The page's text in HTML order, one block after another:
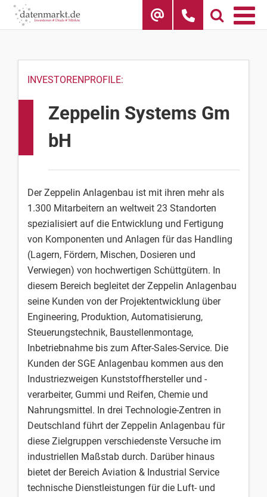
Skip
INVESTORENPROFILE:
Zeppelin Systems Gm
bH
Der Zeppelin Anlagenbau ist mit ihren mehr als
1.300 Mitarbeitern an weltweit 23 Standorten
spezialisiert auf die Entwicklung und Fertigung
von Komponenten und Anlagen für das Handling
(Lagern, Fördern, Mischen, Dosieren und
Verwiegen) von hochwertigen Schüttgütern. In
diesem Bereich begleitet der Zeppelin Anlagenbau
seine Kunden von der Projektentwicklung über
Engineering, Produktion, Automatisierung,
Steuerungstechnik, Baustellenmontage,
Inbetriebnahme bis zum After-Sales-Service. Die
Kunden der SGE Anlagenbau kommen aus den
Industriezweigen Kunststoffhersteller und -
verarbeiter, Gummi und Reifen, Chemie und
Nahrungsmittel. In drei Technologie-Zentren in
Deutschland führt der Zeppelin Anlagenbau für
diese Zielgruppen verschiedenste Versuche im
industriellen Maßstab durch. Darüber hinaus
bietet der Bereich Aviation & Industrial Service
technische Dienstleistungen für die Luft- und